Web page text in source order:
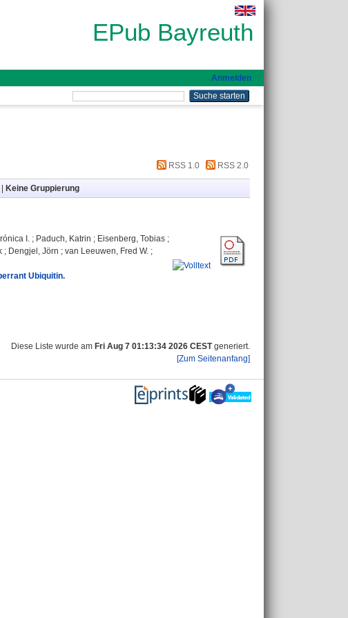
EPub Bayreuth
Anmelden
RSS 1.0 RSS 2.0
Keine Gruppierung
I. ; Paduch, Katrin ; Eisenberg, Tobias ;
; Dengjel, Jörn ; van Leeuwen, Fred W. ;
Ubiquitin.
Diese Liste wurde am Fri Aug 7 01:13:34 2026 CESTgeneriert.
[Zum Seitenanfang]